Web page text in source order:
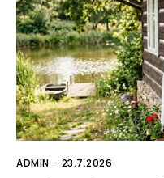
ADMIN - 23.7.2026